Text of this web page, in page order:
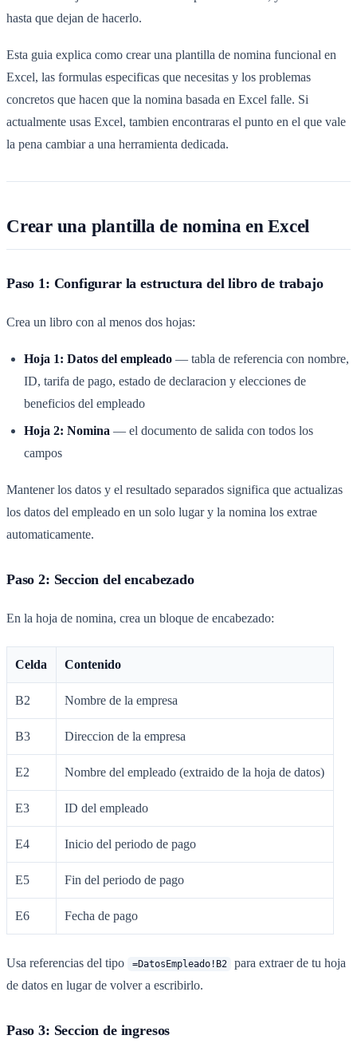
hasta que dejan de hacerlo.
Esta guia explica como crear una plantilla de nomina funcional en
Excel, las formulas especificas que necesitas y los problemas
concretos que hacen que la nomina basada en Excel falle. Si
actualmente usas Excel, tambien encontraras el punto en el que vale
la pena cambiar a una herramienta dedicada.
Crear una plantilla de nomina en Excel
Paso 1: Configurar la estructura del libro de trabajo
Crea un libro con al menos dos hojas:
Hoja 1: Datos del empleado — tabla de referencia con nombre,
ID, tarifa de pago, estado de declaracion y elecciones de
beneficios del empleado
Hoja 2: Nomina — el documento de salida con todos los
campos
Mantener los datos y el resultado separados significa que actualizas
los datos del empleado en un solo lugar y la nomina los extrae
automaticamente.
Paso 2: Seccion del encabezado
En la hoja de nomina, crea un bloque de encabezado:
Celda Contenido
B2 Nombre de la empresa
B3 Direccion de la empresa
E2 Nombre del empleado (extraido de la hoja de datos)
E3 ID del empleado
E4 Inicio del periodo de pago
E5 Fin del periodo de pago
E6 Fecha de pago
Usa referencias del tipo =DatosEmpleado!B2
para extraer de tu hoja
de datos en lugar de volver a escribirlo.
Paso 3: Seccion de ingresos